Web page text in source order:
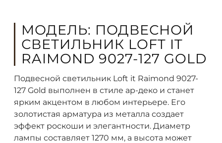
МОДЕЛЬ: ПОДВЕСНОЙ
СВЕТИЛЬНИК LOFT IT
RAIMOND 9027-127 GOLD
Подвесной светильник Loft it Raimond 9027-
127 Gold выполнен в стиле ар-деко и станет
ярким акцентом в любом интерьере. Его
золотистая арматура из металла создает
эффект роскоши и элегантности. Диаметр
лампы составляет 1270 мм, а высота может